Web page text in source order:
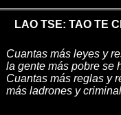
LAO TSE: TAO TE
Cuantas más leyes y
la gente más pobre se
Cuantas más reglas y
más ladrones y